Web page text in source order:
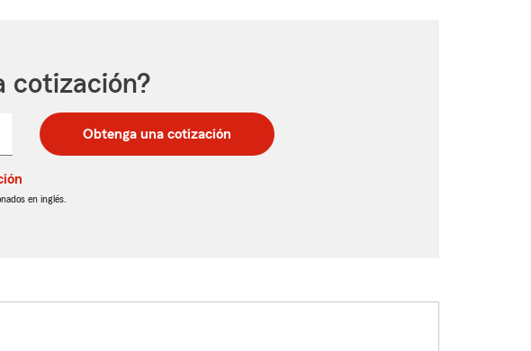
cotización?
Obtenga una cotización
en inglés.